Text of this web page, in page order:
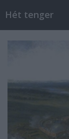
Hét tenger